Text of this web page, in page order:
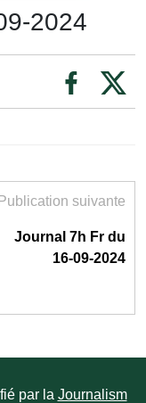
2024
Publication suivante
Journal 7h Fr du
16-09-2024
par la Journalism